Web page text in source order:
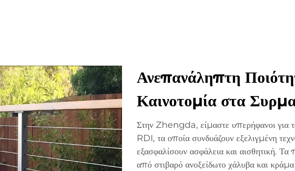
Ανεπανάληπτη
Καινοτομία στα
Στην Zhengda, είμαστε υπερήφανοι για
RDI, τα οποία συνδυάζουν εξελιγμένη
εξασφαλίσουν ασφάλεια και αισθητική. Τα
από στιβαρό ανοξείδωτο χάλυβα και